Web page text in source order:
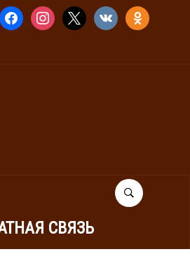
FACEBOOKINSTAGRAM
X VKONTAKTE
СВЯЗЬ